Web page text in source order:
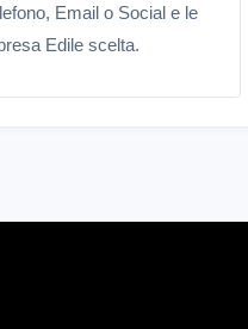
Email o Social e le
Edile scelta.